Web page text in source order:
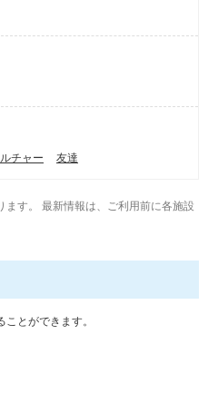
チャー 友達
す。 最新情報は、ご利用前に各施設
とができます。